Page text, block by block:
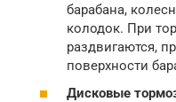
барабана,
колодок. При
раздвигаются,
поверхности
Дисковые